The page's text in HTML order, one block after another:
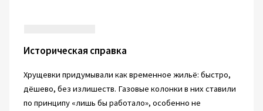
Историческая справка
Хрущевки придумывали как временное жильё: быстро,
дёшево, без излишеств. Газовые колонки в них ставили
по принципу «лишь бы работало», особенно не